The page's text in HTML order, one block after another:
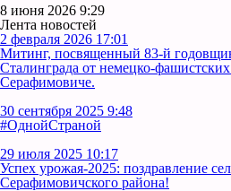
8 июня 2026 9:29
Лента новостей
2 февраля 2026 17:01
Митинг, посвященный 83-й
Сталинграда от немецко-фашистских
Серафимовиче.
30 сентября 2025 9:48
#ОднойСтраной
29 июля 2025 10:17
Успех урожая-2025: поздравление
Серафимовичского района!